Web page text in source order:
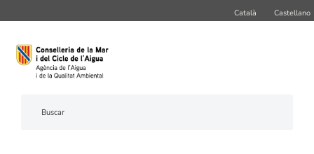
Català Castellano